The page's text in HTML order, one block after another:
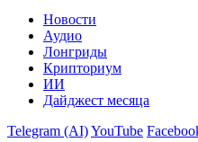
Новости
Аудио
Лонгриды
Крипториум
ИИ
Дайджест месяца
Telegram (AI)YouTube